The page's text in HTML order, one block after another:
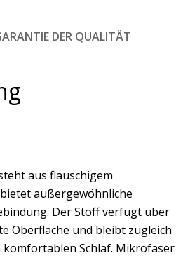
DER QUALITÄT
aus flauschigem
außergewöhnliche
Der Stoff verfügt über
Oberfläche und bleibt zugleich
Schlaf. Mikrofaser